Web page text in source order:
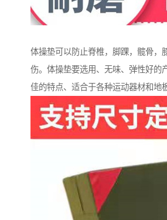
体操垫可以防止脊椎，脚踝，髋骨，
伤。体操垫要选用、无味、弹性好的
佳的特点、适合于各种运动器材和地